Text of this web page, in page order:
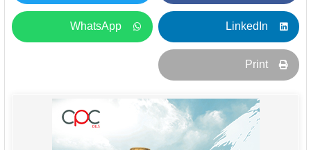
LinkedIn
WhatsApp
Print